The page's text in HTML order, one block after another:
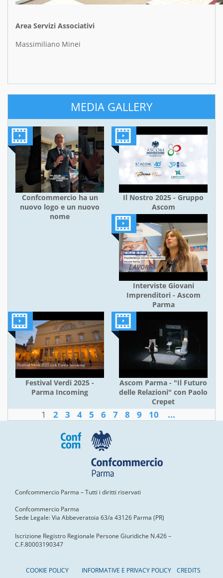
Area Servizi Associativi
Massimiliano Minei
MEDIA GALLERY
Confcommercio ha un
nuovo logo e un nuovo
nome
Il Nostro 2025 - Gruppo
Ascom
Interviste Giovani
Imprenditori - Ascom
Parma
Festival Verdi 2025 -
Parma Incoming
Ascom Parma - "Il Futuro
delle Relazioni" con Paolo
Crepet
1 2 3 4 5 6 7 8 9 10 ...
Confcommercio Parma – Tutti i diritti riservati
Confcommercio Parma
Sede Legale: Via Abbeveratoia 63/a 43126 Parma (PR)
Iscrizione Registro Regionale Persone Giuridiche N.426 –
C.F.80003190347
COOKIE POLICY INFORMATIVE E PRIVACY POLICY CREDITS